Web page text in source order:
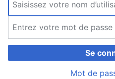
Se
Mot de